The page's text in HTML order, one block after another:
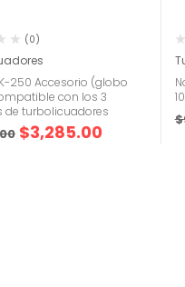
(0)
250 Accesorio (globo
con los 3
de turbolicuadores
$3,285.00
$